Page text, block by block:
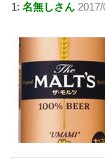
tt
er
e
n
a
c
e
b
o
o
k
1: 名無しさん